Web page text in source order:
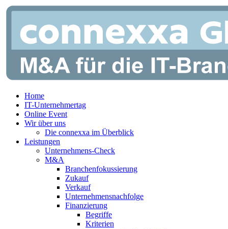
Zum
springen
Home
IT-Unternehmertag
Online Event
Wir über uns
Die connexxa im Überblick
Leistungen
Unternehmens-Check
M&A
Branchenfokussierung
Zukauf
Verkauf
Unternehmensnachfolge
Finanzierung
Begriffe
Kriterien